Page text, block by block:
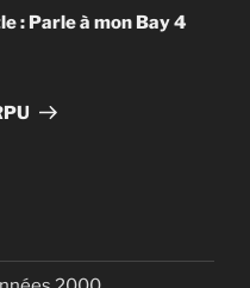
: Parle à mon Bay 4